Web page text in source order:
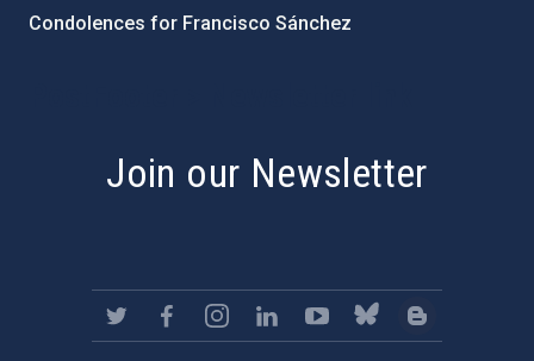
Condolences for Francisco Sánchez
Join our Newsletter